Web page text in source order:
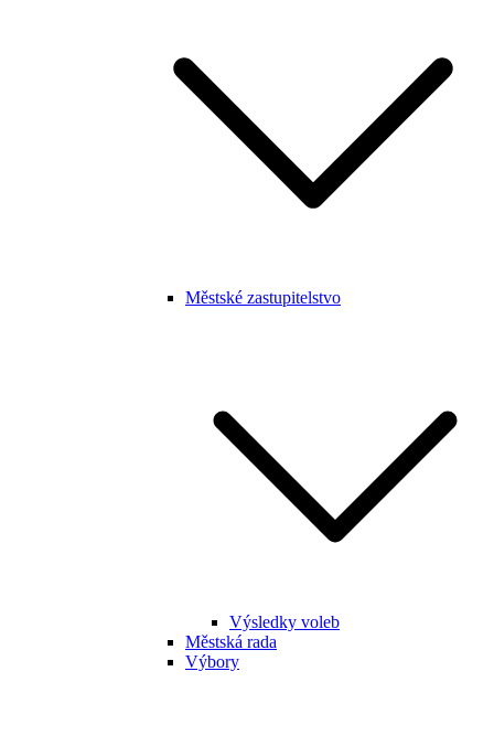
Městské zastupitelstvo
Výsledky voleb
Městská rada
Výbory